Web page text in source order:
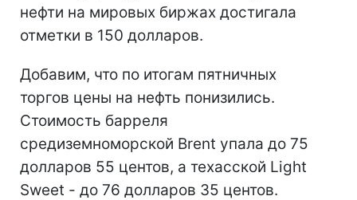
нефти на мировых биржах достигала
отметки в 150 долларов.
Добавим, что по итогам пятничных
торгов цены на нефть понизились.
Стоимость барреля
средиземноморской Brent упала до 75
долларов 55 центов, а техасской Light
Sweet - до 76 долларов 35 центов.